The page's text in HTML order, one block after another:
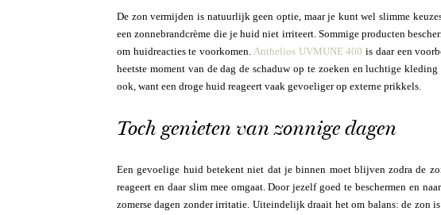
De zon vermijden is natuurlijk geen optie, maar je kunt wel slimme
een zonnebrandcrème die je huid niet irriteert. Sommige producten
om huidreacties te voorkomen. Anthelios UVMUNE 400 is daar een
heetste moment van de dag de schaduw op te zoeken en luchtige
ook, want een droge huid reageert vaak gevoeliger op externe prikkels.
Toch genieten van zonnige dagen
Een gevoelige huid betekent niet dat je binnen moet blijven zodra de
reageert en daar slim mee omgaat. Door jezelf goed te beschermen en
zomerse dagen zonder irritatie. Uiteindelijk draait het om balans: de zon